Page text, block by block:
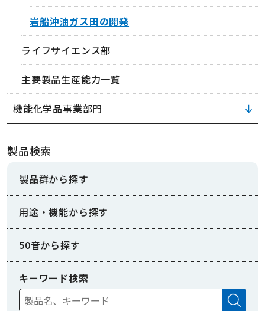
岩船沖油ガス田の開発
ライフサイエンス部
主要製品生産能力一覧
機能化学品事業部門
製品検索
製品群から探す
用途・機能から探す
50音から探す
キーワード検索